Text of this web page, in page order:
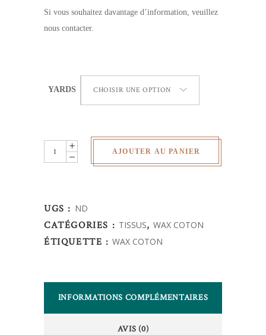
Si vous souhaitez davantage d’information, veuillez
nous contacter.
YARDS CHOISIR UNE OPTION
Wax
Africain
AJOUTER AU PANIER
UGS : ND
CATÉGORIES : TISSUS,WAX COTON
ÉTIQUETTE :WAX COTON
INFORMATIONS COMPLÉMENTAIRES
AVIS (0)